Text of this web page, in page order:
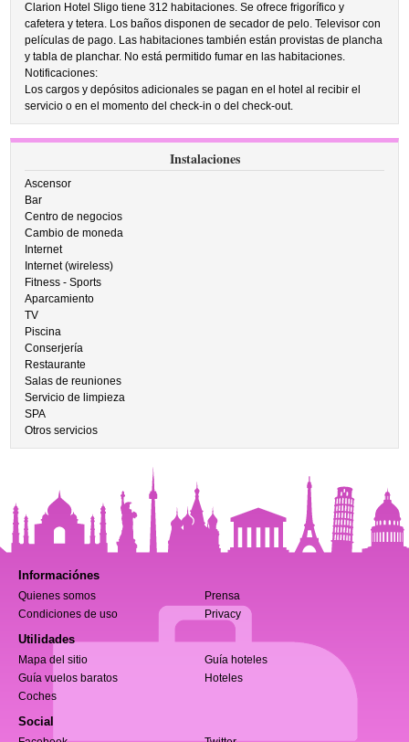
Clarion Hotel Sligo tiene 312 habitaciones. Se ofrece frigorífico y
cafetera y tetera. Los baños disponen de secador de pelo. Televisor con
películas de pago. Las habitaciones también están provistas de plancha
y tabla de planchar. No está permitido fumar en las habitaciones.
Notificaciones:
Los cargos y depósitos adicionales se pagan en el hotel al recibir el
servicio o en el momento del check-in o del check-out.
Instalaciones
Ascensor
Bar
Centro de negocios
Cambio de moneda
Internet
Internet (wireless)
Fitness - Sports
Aparcamiento
TV
Piscina
Conserjería
Restaurante
Salas de reuniones
Servicio de limpieza
SPA
Otros servicios
Informaciónes
Quienes somos
Prensa
Condiciones de uso
Privacy
Utilidades
Mapa del sitio
Guía hoteles
Guía vuelos baratos
Hoteles
Coches
Social